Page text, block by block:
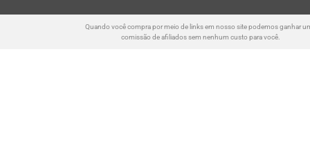
Quando você compra por meio de links em nosso site podemos ganhar
comissão de afiliados sem nenhum custo para você.